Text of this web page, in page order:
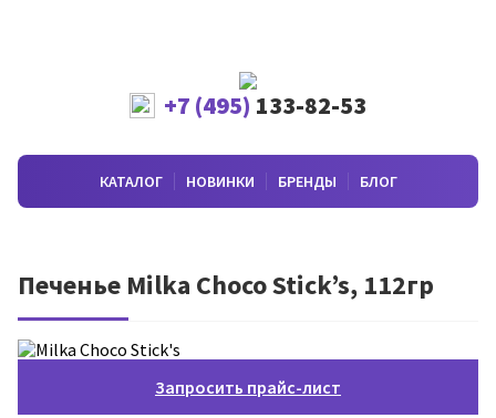
+7 (495) 133-82-53
КАТАЛОГ НОВИНКИ БРЕНДЫ БЛОГ
Печенье Milka Choco Stick’s, 112гр
Запросить прайс-лист